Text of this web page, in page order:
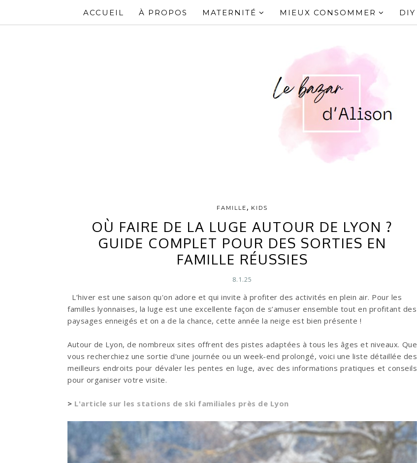
ACCUEIL À PROPOS MATERNITÉ MIEUX CONSOMMER DIY
FAMILLE , KIDS
OÙ FAIRE DE LA LUGE AUTOUR DE LYON ?
GUIDE COMPLET POUR DES SORTIES EN
FAMILLE RÉUSSIES
8.1.25
L’hiver est une saison qu'on adore et qui invite à profiter des activités en plein air. Pour les
familles lyonnaises, la luge est une excellente façon de s’amuser ensemble tout en profitant des
paysages enneigés et on a de la chance, cette année la neige est bien présente !
Autour de Lyon, de nombreux sites offrent des pistes adaptées à tous les âges et niveaux. Que
vous recherchiez une sortie d’une journée ou un week-end prolongé, voici une liste détaillée des
meilleurs endroits pour dévaler les pentes en luge, avec des informations pratiques et conseils
pour organiser votre visite.
> L'article sur les stations de ski familiales près de Lyon